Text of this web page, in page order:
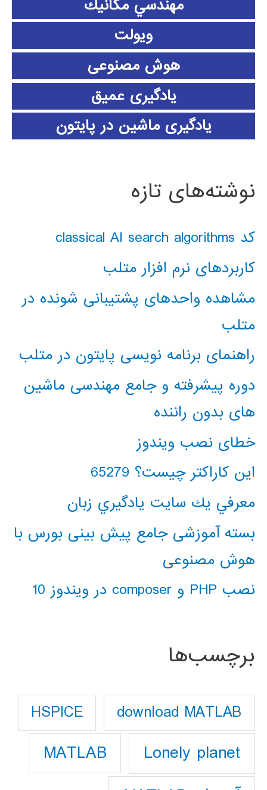
مهندسي مكانيك
ویولت
هوش مصنوعی
یادگیری عمیق
یادگیری ماشین در پایتون
نوشته‌های تازه
کد classical AI search algorithms
کاربردهای نرم افزار متلب
مشاهده واحدهای پشتیبانی شونده در
متلب
راهنمای برنامه نویسی پایتون در متلب
دوره پیشرفته و جامع مهندسی ماشین
های بدون راننده
خطای نصب ویندوز
این کاراکتر چیست؟ 65279
معرفي يك سايت يادگيري زبان
بسته آموزشی جامع پیش بینی بورس با
هوش مصنوعی
نصب PHP و composer در ویندوز 10
برچسب‌ها
download MATLAB
HSPICE
Lonely planet
MATLAB